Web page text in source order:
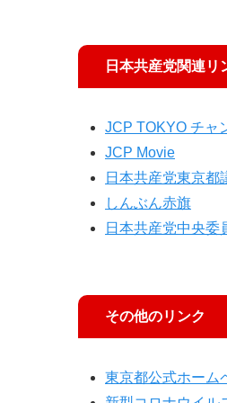
日本共産党関連リ
JCP TOKYO チャ
JCP Movie
日本共産党東京都
しんぶん赤旗
日本共産党中央委
その他のリンク
東京都公式ホーム